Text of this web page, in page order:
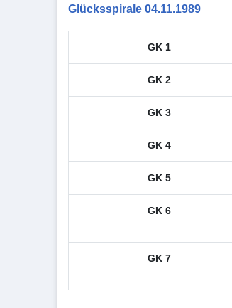
Glücksspirale 04.11.1989
GK 1
GK 2
GK 3
GK 4
GK 5
GK 6
GK 7